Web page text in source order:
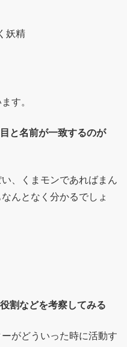
妖精
す。
と名前が一致するのが
、くまモンであればまん
んとなく分かるでしょ
割などを考察してみる
がどういった時に活動す